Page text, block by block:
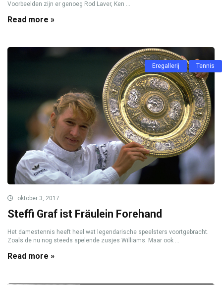
Voorbeelden zijn er genoeg Rod Laver, Ken ...
Read more »
Eregallerij Tennis
oktober 3, 2017
Steffi Graf ist Fräulein Forehand
Het damestennis heeft heel wat legendarische speelsters voortgebracht.
Zoals de nu nog steeds spelende zusjes Williams. Maar ook ...
Read more »